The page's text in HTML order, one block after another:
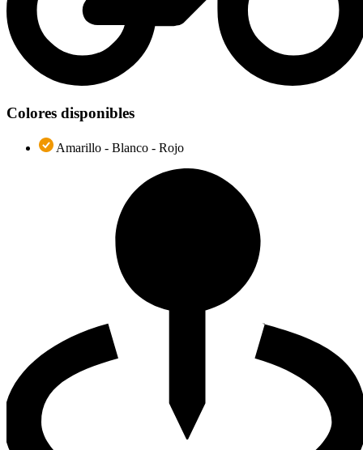
Colores disponibles
Amarillo - Blanco - Rojo